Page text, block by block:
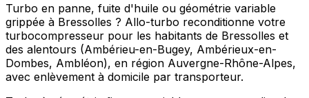
Turbo en panne, fuite d'huile ou géométrie variable
grippée à Bressolles ? Allo-turbo reconditionne votre
turbocompresseur pour les habitants de Bressolles et
des alentours (Ambérieu-en-Bugey, Ambérieux-en-
Dombes, Ambléon), en région Auvergne-Rhône-Alpes,
avec enlèvement à domicile par transporteur.